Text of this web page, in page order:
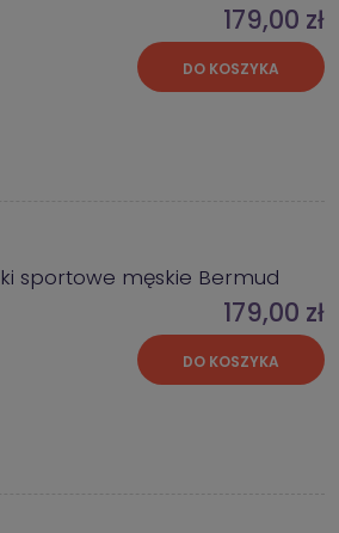
179,00 zł
DO KOSZYKA
sportowe męskie Bermud
179,00 zł
DO KOSZYKA